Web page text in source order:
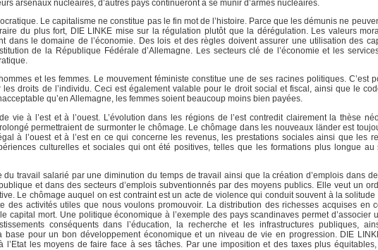
arsenaux nucléaires, d’autres pays continueront à se munir d’armes nucléaires.
Le capitalisme ne constitue pas le fin mot de l’histoire. Parce que les démunis ne
du plus fort, DIE LINKE mise sur la régulation plutôt que la dérégulation. Les valeurs
dans le domaine de l’économie. Des lois et des règles doivent assurer une utilisation des
de la République Fédérale d’Allemagne. Les secteurs clé de l’économie et les
et les femmes. Le mouvement féministe constitue une de ses racines politiques. C’est
droits de l’individu. Ceci est également valable pour le droit social et fiscal, ainsi que le
qu’en Allemagne, les femmes soient beaucoup moins bien payées.
vie à l’est et à l’ouest. L’évolution dans les régions de l’est contredit clairement la thèse
permettraient de surmonter le chômage. Le chômage dans les nouveaux länder est
à l’ouest et à l’est en ce qui concerne les revenus, les prestations sociales ainsi que les
culturelles et sociales qui ont été positives, telles que les formations plus longue
travail salarié par une diminution du temps de travail ainsi que la création d’emplois dans
et dans des secteurs d’emplois subventionnés par des moyens publics. Elle veut un
Le chômage auquel on est contraint est un acte de violence qui conduit souvent à la solitude
des activités utiles que nous voulons promouvoir. La distribution des richesses acquises en
capital mort. Une politique économique à l’exemple des pays scandinaves permet d’associer
conséquents dans l’éducation, la recherche et les infrastructures publiques,
base pour un bon développement économique et un niveau de vie en progression. DIE
les moyens de faire face à ses tâches. Par une imposition et des taxes plus